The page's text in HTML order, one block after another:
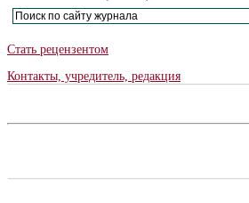
Стать рецензентом
Контакты, учредитель, редакция